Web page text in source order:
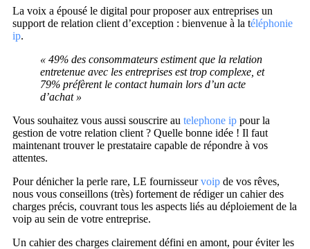
La voix a épousé le digital pour proposer aux entreprises un
support de relation client d’exception : bienvenue à la téléphonie
ip.
« 49% des consommateurs estiment que la relation
entretenue avec les entreprises est trop complexe, et
79% préfèrent le contact humain lors d’un acte
d’achat »
Vous souhaitez vous aussi souscrire au telephone ip pour la
gestion de votre relation client ? Quelle bonne idée ! Il faut
maintenant trouver le prestataire capable de répondre à vos
attentes.
Pour dénicher la perle rare, LE fournisseurvoip de vos rêves,
nous vous conseillons (très) fortement de rédiger un cahier des
charges précis, couvrant tous les aspects liés au déploiement de la
voip au sein de votre entreprise.
Un cahier des charges clairement défini en amont, pour éviter les